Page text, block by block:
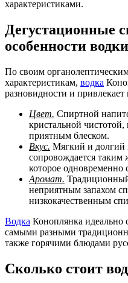
характеристиками.
Дегустационные
особенности
По своим
характеристикам, водка
разновидности и
Цвет. Спиртной
кристальной
приятным блеском.
Вкус. Мягкий и долгий
сопровождается
которое одновременно
Аромат.
неприятным запахом
низкокачественным
Водка Коноплянка идеально
самыми разными
также горячими блюдами
Сколько стоит